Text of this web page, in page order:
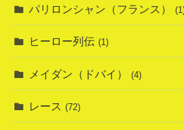
パリロンシャン（フランス）
ヒーロー列伝 (1)
メイダン（ドバイ） (4)
レース (72)